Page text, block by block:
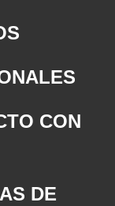
CON
DE